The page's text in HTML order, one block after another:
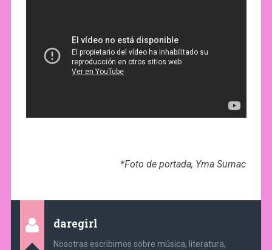
*Foto de portada, Yma Sumac
daregirl
Nosotras escribimos sobre música, literatura,